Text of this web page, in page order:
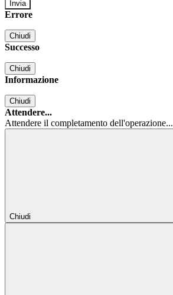
Errore
Chiudi
Successo
Chiudi
Informazione
Chiudi
Attendere...
Attendere il completamento dell'operazione...
Chiudi